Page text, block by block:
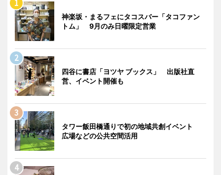
神楽坂・まるフェにタコスバー「タコファン
トム」 9月のみ日曜限定営業
四谷に書店「ヨツヤ ブックス」 出版社直
営、イベント開催も
タワー飯田橋通りで初の地域共創イベント
広場などの公共空間活用